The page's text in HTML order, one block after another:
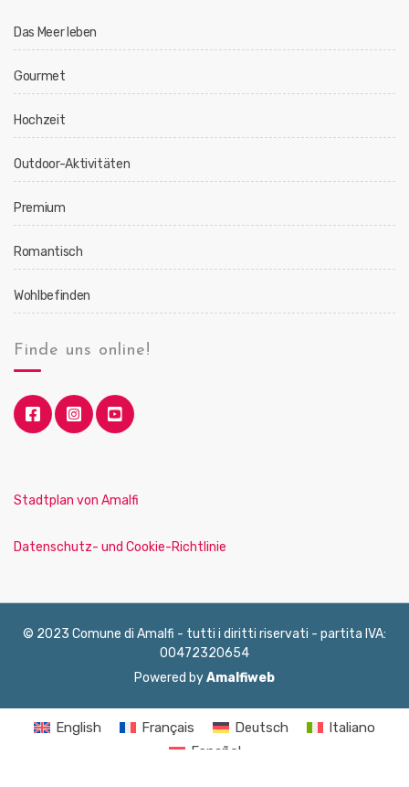
Das Meer leben
Gourmet
Hochzeit
Outdoor-Aktivitäten
Premium
Romantisch
Wohlbefinden
Finde uns online!
Stadtplan von Amalfi
Datenschutz- und Cookie-Richtlinie
© 2023 Comune di Amalfi - tutti i diritti riservati - partita IVA:
00472320654
Powered byAmalfiweb
English Français Deutsch
Italiano
Español